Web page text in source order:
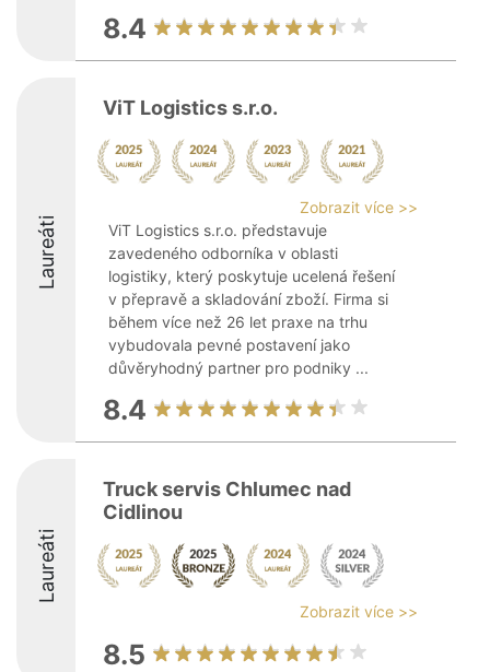
8.4
Laureáti
ViT Logistics s.r.o.
Zobrazit více >>
ViT Logistics s.r.o. představuje
zavedeného odborníka v oblasti
logistiky, který poskytuje ucelená řešení
v přepravě a skladování zboží. Firma si
během více než 26 let praxe na trhu
vybudovala pevné postavení jako
důvěryhodný partner pro podniky ...
8.4
Laureáti
Truck servis Chlumec nad
Cidlinou
Zobrazit více >>
8.5